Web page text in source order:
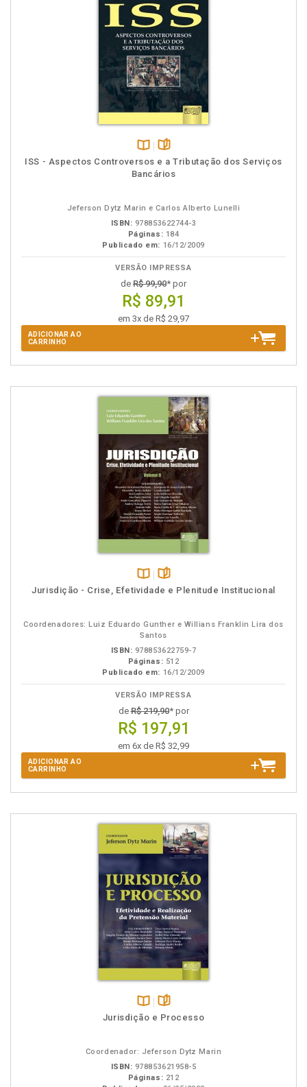
Disponível
na
páginas
ISS - Aspectos Controversos e a Tributação dos Serviços
Bancários
Jeferson Dytz Marin e Carlos Alberto Lunelli
ISBN: 978853622744-3
Páginas: 184
Publicado em: 16/12/2009
VERSÃO IMPRESSA
de R$ 99,90* por
R$ 89,91
em 3x de R$ 29,97
ADICIONAR AO
CARRINHO
Disponível
páginas
Jurisdição - Crise, Efetividade e Plenitude Institucional
Coordenadores: Luiz Eduardo Gunther e Willians Franklin Lira dos
Santos
ISBN: 978853622759-7
Páginas: 512
Publicado em: 16/12/2009
VERSÃO IMPRESSA
deR$ 219,90* por
R$ 197,91
em 6x de R$ 32,99
ADICIONAR AO
CARRINHO
Disponível
páginas
Jurisdição e Processo
Coordenador: Jeferson Dytz Marin
ISBN: 978853621958-5
Páginas: 212